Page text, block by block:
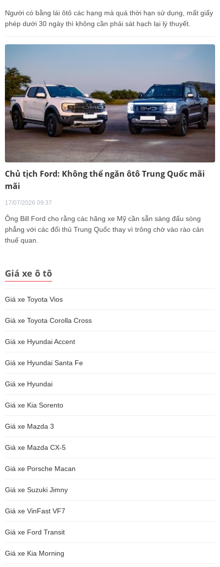
Người có bằng lái ôtô các hạng mà quá thời hạn sử dụng, mất giấy
phép dưới 30 ngày thì không cần phải sát hạch lại lý thuyết.
Chủ tịch Ford: Không thể ngăn ôtô Trung Quốc mãi
mãi
17/07/2026 09:37
Ông Bill Ford cho rằng các hãng xe Mỹ cần sẵn sàng đấu sòng
phẳng với các đối thủ Trung Quốc thay vì trông chờ vào rào cản
thuế quan.
Giá xe ô tô
Giá xe Toyota Vios
Giá xe Toyota Corolla Cross
Giá xe Hyundai Accent
Giá xe Hyundai Santa Fe
Giá xe Hyundai
Giá xe Kia Sorento
Giá xe Mazda 3
Giá xe Mazda CX-5
Giá xe Porsche Macan
Giá xe Suzuki Jimny
Giá xe VinFast VF7
Giá xe Ford Transit
Giá xe Kia Morning